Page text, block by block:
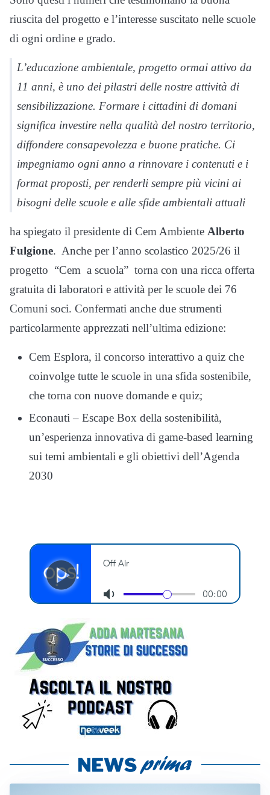
riuscita del progetto e l’interesse suscitato nelle scuole
di ogni ordine e grado.
L’educazione ambientale, progetto ormai attivo da
11 anni, è uno dei pilastri delle nostre attività di
sensibilizzazione. Formare i cittadini di domani
significa investire nella qualità del nostro territorio,
diffondere consapevolezza e buone pratiche. Ci
impegniamo ogni anno a rinnovare i contenuti e i
format proposti, per renderli sempre più vicini ai
bisogni delle scuole e alle sfide ambientali attuali
ha spiegato il presidente di Cem Ambiente Alberto
Fulgione. Anche per l’anno scolastico 2025/26 il
progetto “Cem a scuola” torna con una ricca offerta
gratuita di laboratori e attività per le scuole dei 76
Comuni soci. Confermati anche due strumenti
particolarmente apprezzati nell’ultima edizione:
Cem Esplora, il concorso interattivo a quiz che
coinvolge tutte le scuole in una sfida sostenibile,
che torna con nuove domande e quiz;
Econauti – Escape Box della sostenibilità,
un’esperienza innovativa di game-based learning
sui temi ambientali e gli obiettivi dell’Agenda
2030